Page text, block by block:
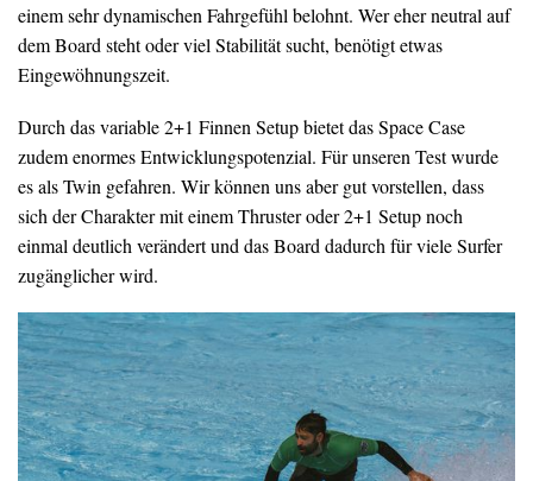
einem sehr dynamischen Fahrgefühl belohnt. Wer eher neutral auf
dem Board steht oder viel Stabilität sucht, benötigt etwas
Eingewöhnungszeit.
Durch das variable 2+1 Finnen Setup bietet das Space Case
zudem enormes Entwicklungspotenzial. Für unseren Test wurde
es als Twin gefahren. Wir können uns aber gut vorstellen, dass
sich der Charakter mit einem Thruster oder 2+1 Setup noch
einmal deutlich verändert und das Board dadurch für viele Surfer
zugänglicher wird.